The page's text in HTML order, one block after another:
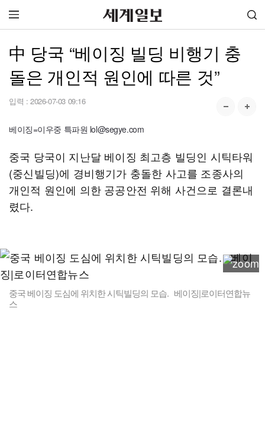
中 당국 “베이징 빌딩 비행기 충
돌은 개인적 원인에 따른 것”
입력 : 2026-07-03 09:16
베이징=이우중 특파원 lol@segye.com
중국 당국이 지난달 베이징 최고층 빌딩인 시틱타워
(중신빌딩)에 경비행기가 충돌한 사고를 조종사의
개인적 원인에 의한 공공안전 위해 사건으로 결론내
렸다.
중국 베이징 도심에 위치한 시틱빌딩의 모습. 베이징|로이터연합뉴
스